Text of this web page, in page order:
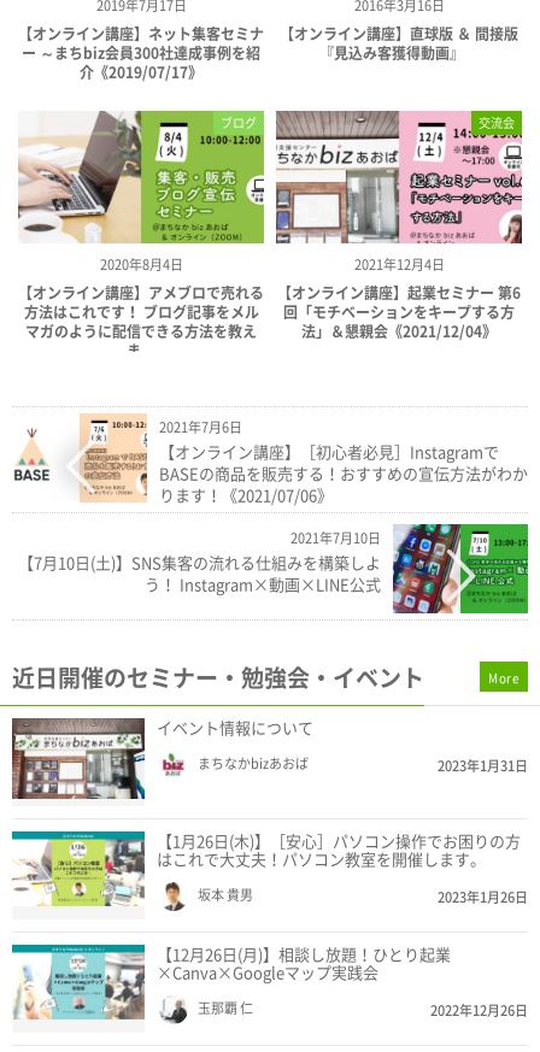
2019年7月17日
【オンライン講座】ネット集客セミナ
ー ～まちbiz会員300社達成事例を紹
介《2019/07/17》
2016年3月16日
【オンライン講座】直球版 ＆ 間接版
『見込み客獲得動画』
2020年8月4日
ブログ
【オンライン講座】アメブロで売れる
方法はこれです！ ブログ記事をメル
マガのように配信できる方法を教え
ま...
2021年12月4日
交流会
【オンライン講座】起業セミナー 第6
回「モチベーションをキープする方
法」＆懇親会《2021/12/04》
2021年7月6日
【オンライン講座】［初心者必見］Instagramで
BASEの商品を販売する！おすすめの宣伝方法がわか
ります！《2021/07/06》
2021年7月10日
【7月10日(土)】SNS集客の流れる仕組みを構築しよ
う！ Instagram×動画×LINE公式
近日開催のセミナー・勉強会・イベント
イベント情報について
まちなかbizあおば 2023年1月31日
【1月26日(木)】［安心］パソコン操作でお困りの方
はこれで大丈夫！パソコン教室を開催します。
坂本 貴男 2023年1月26日
【12月26日(月)】相談し放題！ひとり起業
×Canva×Googleマップ実践会
玉那覇 仁 2022年12月26日
More